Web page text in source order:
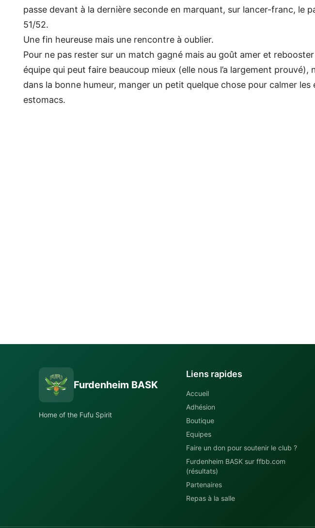
passe devant à la dernière seconde en marquant, sur lancer-franc, le
51/52.
Une fin heureuse mais une rencontre à oublier.
Pour ne pas rester sur un match gagné mais au goût amer et
équipe qui peut faire beaucoup mieux (elle nous l’a largement prouvé),
dans la bonne humeur, manger un petit quelque chose pour calmer les
estomacs.
Furdenheim BASK
Home of the Fufu Spirit
Liens rapides
Accueil
Adhésion
Boutique
Equipes
Faire un don pour soutenir le club ?
Furdenheim BASK sur ffbb.com
(résultats)
Partenaires
Repas à la salle